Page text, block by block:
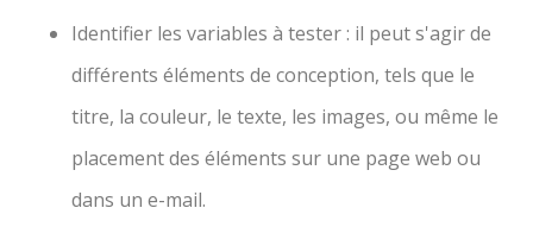
Identifier les variables à tester : il peut s'agir de
différents éléments de conception, tels que le
titre, la couleur, le texte, les images, ou même le
placement des éléments sur une page web ou
dans un e-mail.